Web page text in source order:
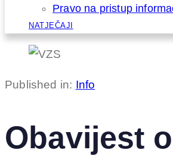
Pravo na pristup
NATJEČAJI
Published in: Info
Obavijest